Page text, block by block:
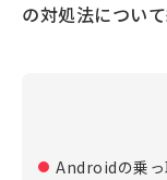
の対処法について
Androidの乗っ